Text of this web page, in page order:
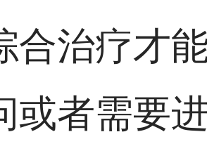
合治疗才
或者需要